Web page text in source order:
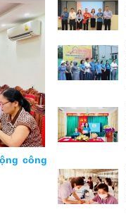
công